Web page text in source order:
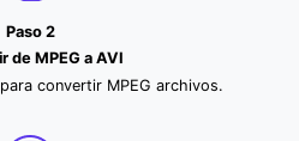
Paso 2
de MPEG a AVI
convertir MPEG archivos.